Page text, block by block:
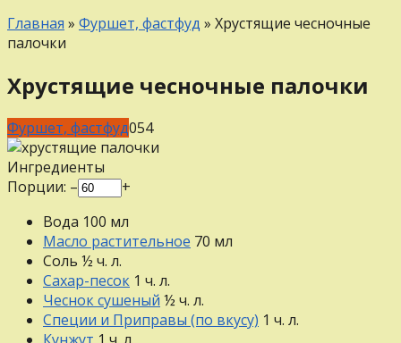
Главная » Фуршет, фастфуд » Хрустящие чесночные
палочки
Хрустящие чесночные палочки
Фуршет, фастфуд054
Ингредиенты
Порции: –
+
Вода 100 мл
Масло растительное 70 мл
Соль ½ ч. л.
Сахар-песок 1 ч. л.
Чеснок сушеный ½ ч. л.
Специи и Приправы (по вкусу) 1 ч. л.